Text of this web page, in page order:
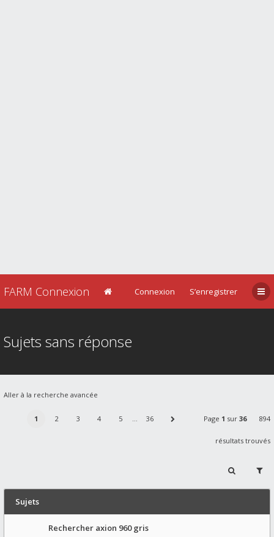
FARM Connexion Connexion S’enregistrer
Sujets sans réponse
Aller à la recherche avancée
1 2 3 4 5 … 36 Page 1 sur 36 894
résultats trouvés
Sujets
Rechercher axion 960 gris